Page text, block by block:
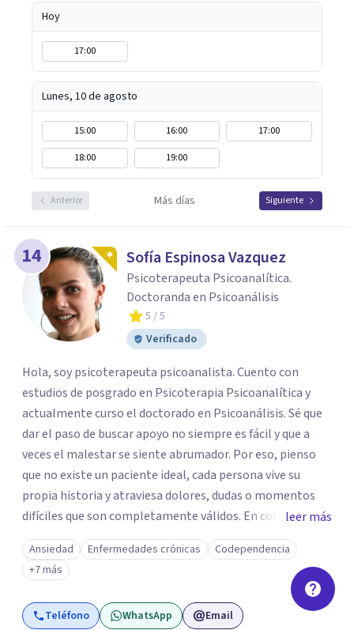
Hoy
17:00
Lunes, 10 de agosto
15:00 16:00
17:00
18:00
19:00
Anterior Más días Siguiente
14 Sofía Espinosa Vazquez
Psicoterapeuta Psicoanalítica.
Doctoranda en Psicoanálisis
5 / 5
Verificado
Hola, soy psicoterapeuta psicoanalista. Cuento con
estudios de posgrado en Psicoterapia Psicoanalítica y
actualmente curso el doctorado en Psicoanálisis. Sé que
dar el paso de buscar apoyo no siempre es fácil y que a
veces el malestar se siente abrumador. Por eso, pienso
que no existe un paciente ideal, cada persona vive su
propia historia y atraviesa dolores, dudas o momentos
difíciles que son completamente válidos. En consulta, mi
intención es ofrecerte un espacio humano y seguro, en el
que sientas la confianza para expresarte y sentir. Nos
daremos el tiempo de ir recorriendo tu historia de vida,
identificando con calma de dónde viene aquello que hoy
pesa haciendo consciente el origen, tus emociones y
leer más
Ansiedad Enfermedades crónicas
Codependencia
+7 más
Teléfono WhatsApp Email